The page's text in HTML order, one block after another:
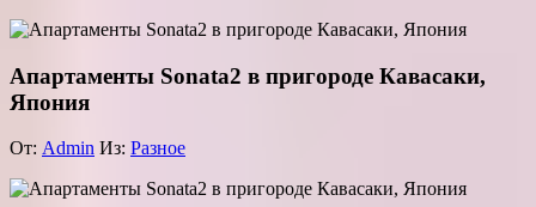
Апартаменты Sonata2 в пригороде Кавасаки,
Япония
От: Admin Из: Разное